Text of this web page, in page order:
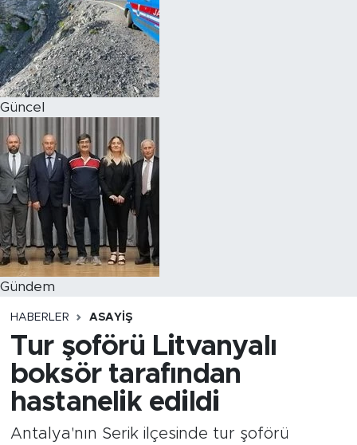
Güncel
Gündem
HABERLER ASAYIŞ
Tur şoförü Litvanyalı
boksör tarafından
hastanelik edildi
Antalya'nın Serik ilçesinde tur şoförü
Magazin
Özel Haber
Politika
Resmi İlanlar
Sağlık
Spor
Turizm